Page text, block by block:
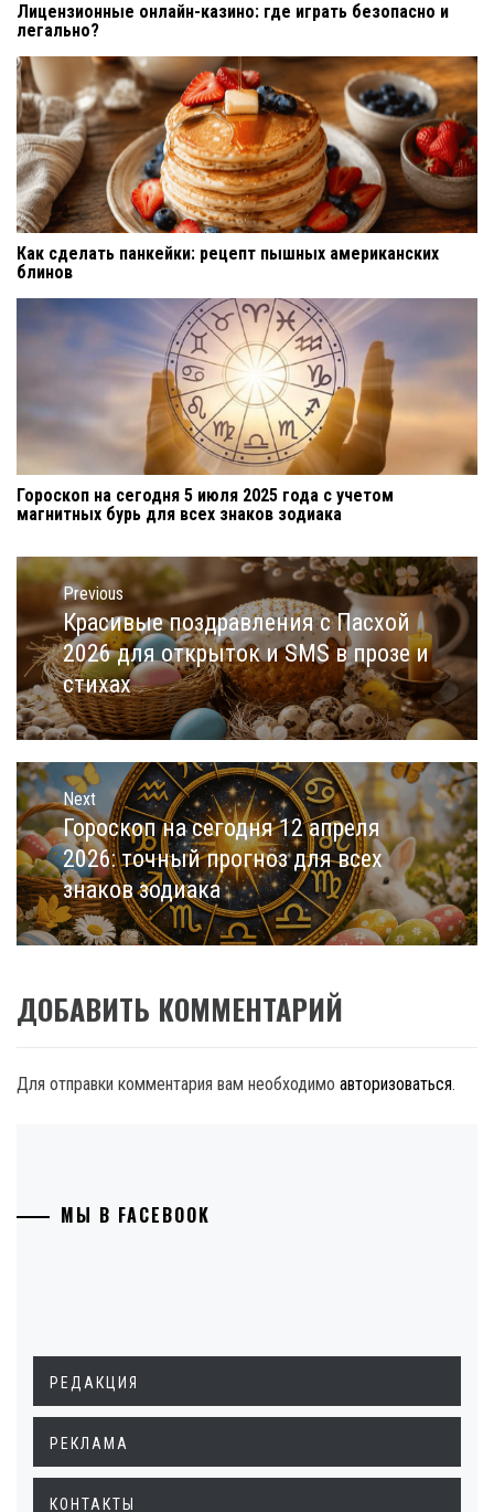
Лицензионные онлайн-казино: где играть безопасно и
легально?
Как сделать панкейки: рецепт пышных американских
блинов
Гороскоп на сегодня 5 июля 2025 года с учетом
магнитных бурь для всех знаков зодиака
Навигация
по
записям
Previous
Previous
post:
Красивые поздравления с Пасхой
2026 для открыток и SMS в прозе и
стихах
Next
Next
post:
Гороскоп на сегодня 12 апреля
2026: точный прогноз для всех
знаков зодиака
ДОБАВИТЬ КОММЕНТАРИЙ
Для отправки комментария вам необходимо авторизоваться.
МЫ В FACEBOOK
РЕДАКЦИЯ
РЕКЛАМА
КОНТАКТЫ